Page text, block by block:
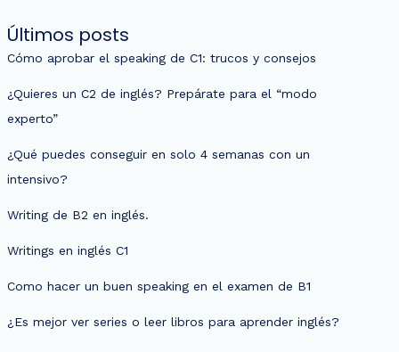
Últimos posts
Cómo aprobar el speaking de C1: trucos y consejos
¿Quieres un C2 de inglés? Prepárate para el “modo
experto”
¿Qué puedes conseguir en solo 4 semanas con un
intensivo?
Writing de B2 en inglés.
Writings en inglés C1
Como hacer un buen speaking en el examen de B1
¿Es mejor ver series o leer libros para aprender inglés?